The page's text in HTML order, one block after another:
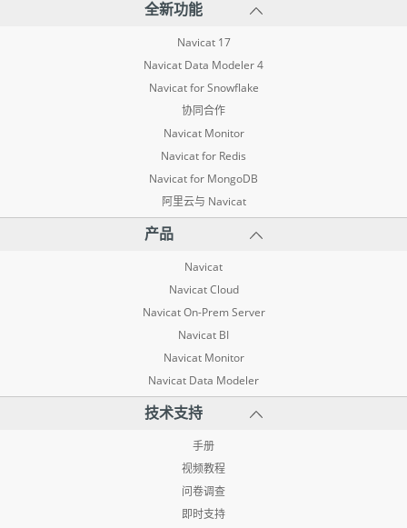
全新功能
Navicat 17
Navicat Data Modeler 4
Navicat for Snowflake
协同合作
Navicat Monitor
Navicat for Redis
Navicat for MongoDB
阿里云与 Navicat
产品
Navicat
Navicat Cloud
Navicat On-Prem Server
Navicat BI
Navicat Monitor
Navicat Data Modeler
技术支持
手册
视频教程
问卷调查
即时支持